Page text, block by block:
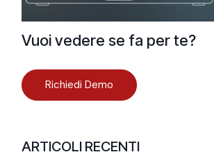
Vuoi vedere se fa per te?
Richiedi Demo
ARTICOLI RECENTI